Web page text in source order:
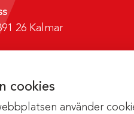
cookies
använder
26 Kalmar